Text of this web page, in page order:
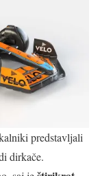
predstavljali
dirkače.